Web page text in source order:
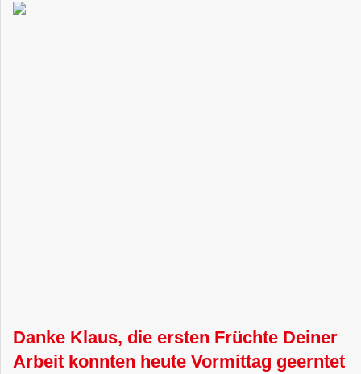
Danke Klaus, die ersten Früchte Deiner
Arbeit konnten heute Vormittag geerntet